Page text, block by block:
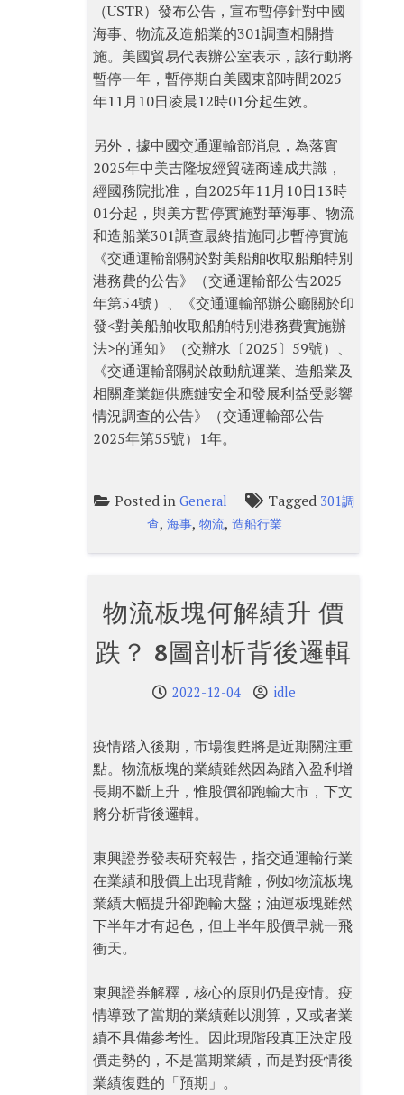
（USTR）發布公告，宣布暫停針對中國
海事、物流及造船業的301調查相關措
施。美國貿易代表辦公室表示，該行動將
暫停一年，暫停期自美國東部時間2025
年11月10日凌晨12時01分起生效。
另外，據中國交通運輸部消息，為落實
2025年中美吉隆坡經貿磋商達成共識，
經國務院批准，自2025年11月10日13時
01分起，與美方暫停實施對華海事、物流
和造船業301調查最終措施同步暫停實施
《交通運輸部關於對美船舶收取船舶特別
港務費的公告》（交通運輸部公告2025
年第54號）、《交通運輸部辦公廳關於印
發<對美船舶收取船舶特別港務費實施辦
法>的通知》（交辦水〔2025〕59號）、
《交通運輸部關於啟動航運業、造船業及
相關產業鏈供應鏈安全和發展利益受影響
情況調查的公告》（交通運輸部公告
2025年第55號）1年。
Posted in General Tagged 301調
查,海事,物流,造船行業
物流板塊何解績升 價
跌？ 8圖剖析背後邏輯
2022-12-04 idle
疫情踏入後期，市場復甦將是近期關注重
點。物流板塊的業績雖然因為踏入盈利增
長期不斷上升，惟股價卻跑輸大市，下文
將分析背後邏輯。
東興證券發表研究報告，指交通運輸行業
在業績和股價上出現背離，例如物流板塊
業績大幅提升卻跑輸大盤；油運板塊雖然
下半年才有起色，但上半年股價早就一飛
衝天。
東興證券解釋，核心的原則仍是疫情。疫
情導致了當期的業績難以測算，又或者業
績不具備參考性。因此現階段真正決定股
價走勢的，不是當期業績，而是對疫情後
業績復甦的「預期」。